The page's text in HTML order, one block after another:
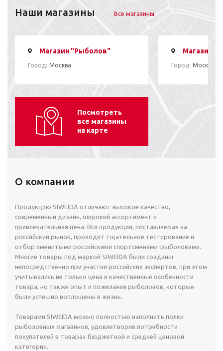
Наши магазины Все магазины
Магазин "Рыболов"
Город: Москва
Магазин
Город: Москва
Посмотреть
все магазины
на карте
О компании
Продукцию SIWEIDA отличают высокое качество,
современный дизайн, широкий ассортимент и
привлекательная цена. Вся продукция, поставляемая на
российский рынок, проходит тщательное тестирование и
отбор именитыми российскими спортсменами-рыболовами.
Многие товары под маркой SIWEIDA были созданы
непосредственно при участии российских экспертов, при этом
учитывались не только цена и качественные особенности
товара, но также опыт и пожелания рыболовов, которые
были успешно воплощены в жизнь.
Товарами SIWEIDA можно полностью наполнить полки
рыболовных магазинов, удовлетворив потребности
покупателей в товарах бюджетной и средней ценовой
категории.